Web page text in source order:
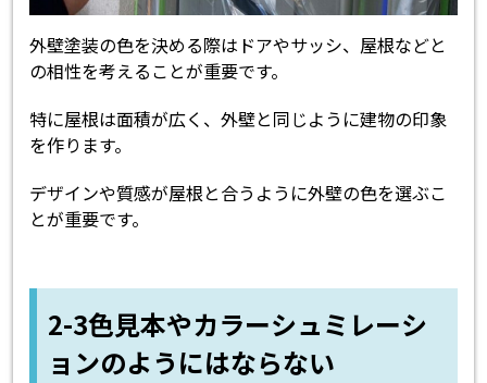
外壁塗装の色を決める際はドアやサッシ、屋根などと
の相性を考えることが重要です。
特に屋根は面積が広く、外壁と同じように建物の印象
を作ります。
デザインや質感が屋根と合うように外壁の色を選ぶこ
とが重要です。
2-3色見本やカラーシュミレーシ
ョンのようにはならない